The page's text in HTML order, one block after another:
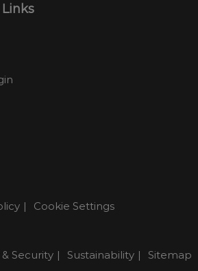
Cookie Settings
Security Sustainability Sitemap